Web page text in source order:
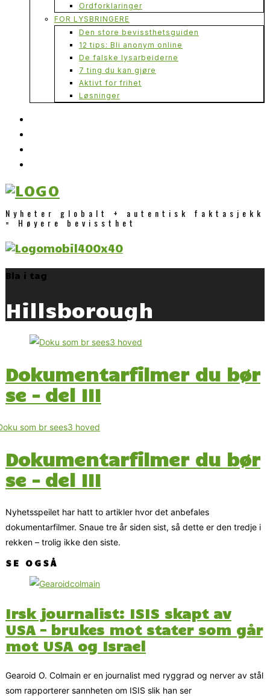
Ordforklaringer
FOR LYSBRINGERE
Den store bevissthetsguiden
12 tips: Bli anonym online
De falske lysarbeiderne
7 ting du kan gjøre
Aktivt for frihet
Løsninger
Nyheter globalt + autentisk faktasjekk
= Høyere bevissthet
Bla i tag
Hillsborough
Dokumentarfilmer du bør
se – del III
Dokumentarfilmer du bør
se – del III
Nyhetsspeilet har hatt to artikler hvor det anbefales
dokumentarfilmer. Snaue tre år siden sist, så dette er den tredje i
rekken – trolig ikke den siste.
SE OGSÅ
Irsk journalist: ISIS skapt av
USA – brukes mot stater som går
mot USA og Israel
Gearoid O. Colmain er en journalist med ryggrad og nerver av stål
som rapporterer sannheten om ISIS slik han ser